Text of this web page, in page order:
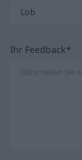
Ihr Feedback*